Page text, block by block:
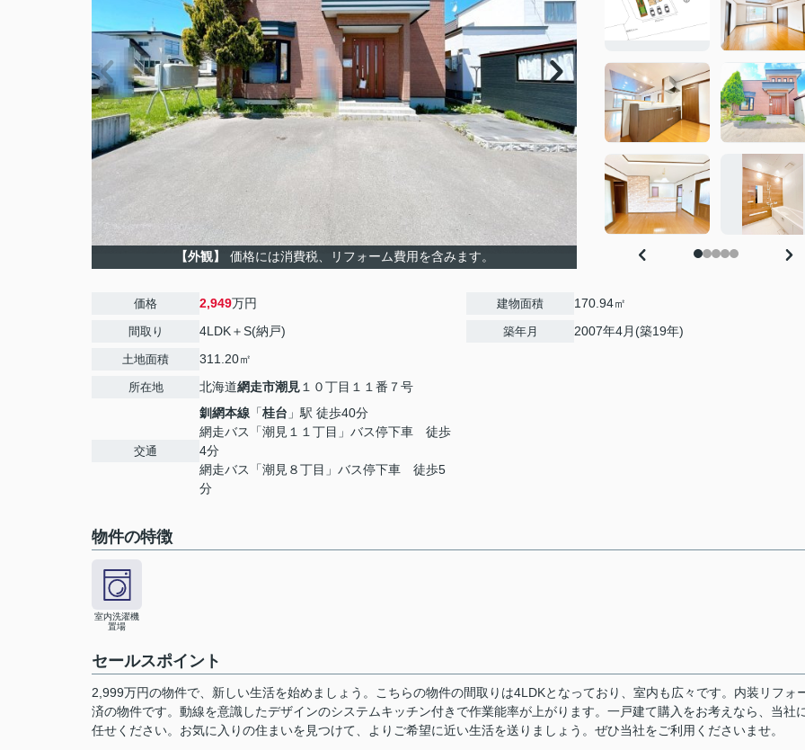
【外観】 価格には消費税、リフォーム費用を含みます。
価格 2,949万円
間取り 4LDK＋S(納戸)
土地面積 311.20㎡
所在地 北海道網走市潮見 １０丁目１１番７号
交通
釧網本線 「桂台 」駅 徒歩40分
網走バス「潮見１１丁目」バス停下車 徒歩
4分
網走バス「潮見８丁目」バス停下車 徒歩5
分
建物面積 170.94㎡
築年月 2007年4月(築19年)
物件の特徴
室内洗濯機
置場
セールスポイント
2,999万円の物件で、新しい生活を始めましょう。こちらの物件の間取りは4LDKとなっており、室内も広々です。内装リフォ
済の物件です。動線を意識したデザインのシステムキッチン付きで作業能率が上がります。一戸建て購入をお考えなら、当社
任せください。お気に入りの住まいを見つけて、よりご希望に近い生活を送りましょう。ぜひ当社をご利用くださいませ。